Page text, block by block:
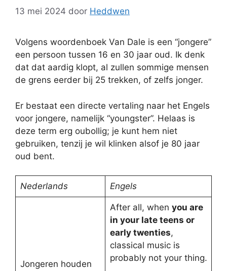
13 mei 2024 door Heddwen
Volgens woordenboek Van Dale is een “jongere”
een persoon tussen 16 en 30 jaar oud. Ik denk
dat dat aardig klopt, al zullen sommige mensen
de grens eerder bij 25 trekken, of zelfs jonger.
Er bestaat een directe vertaling naar het Engels
voor jongere, namelijk “youngster”. Helaas is
deze term erg oubollig; je kunt hem niet
gebruiken, tenzij je wil klinken alsof je 80 jaar
oud bent.
Nederlands Engels
Jongeren houden
After all, when you are
in your late teens or
early twenties,
classical music is
probably not your thing.